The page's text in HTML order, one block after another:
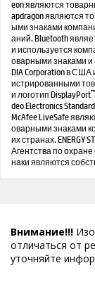
eon являются
apdragon являются
ыми знаками
аний. Bluetooth
и используется
оварными знаками и
DIA Corporation в США
истрированными
и логотип DisplayPort™
deo Electronics
McAfee LiveSafe
оварными знаками
их странах.
Агентства по
наки являются
Внимание!!!
отличаться от
уточняйте